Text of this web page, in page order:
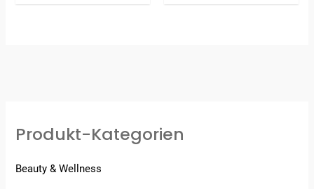
Produkt-Kategorien
Beauty & Wellness